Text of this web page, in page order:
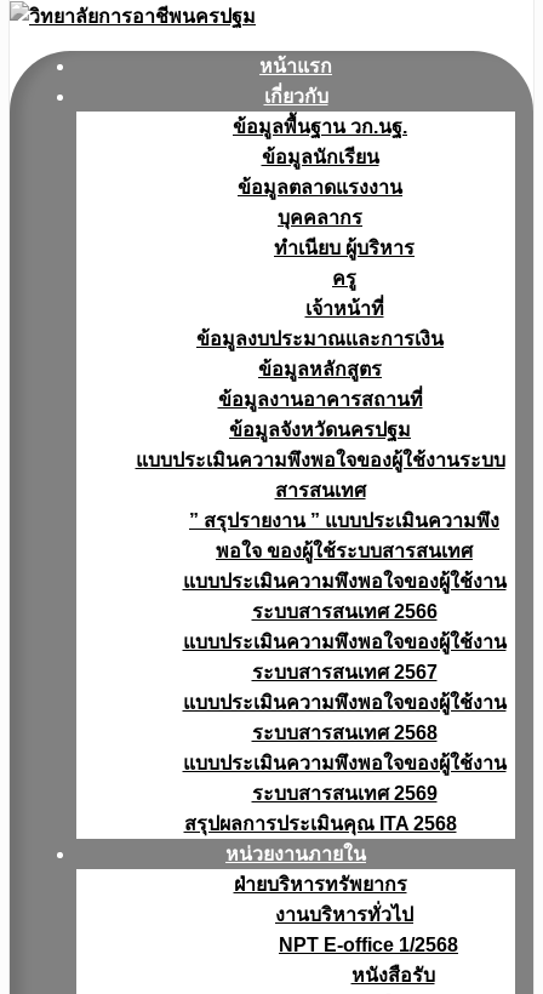
หน้าแรก
เกี่ยวกับ
ข้อมูลพื้นฐาน วก.นฐ.
ข้อมูลนักเรียน
ข้อมูลตลาดแรงงาน
บุคคลากร
ทำเนียบ ผู้บริหาร
ครู
เจ้าหน้าที่
ข้อมูลงบประมาณเเละการเงิน
ข้อมูลหลักสูตร
ข้อมูลงานอาคารสถานที่
ข้อมูลจังหวัดนครปฐม
แบบประเมินความพึงพอใจของผู้ใช้งานระบบ
สารสนเทศ
” สรุปรายงาน ” แบบประเมินความพึง
พอใจ ของผู้ใช้ระบบสารสนเทศ
แบบประเมินความพึงพอใจของผู้ใช้งาน
ระบบสารสนเทศ 2566
แบบประเมินความพึงพอใจของผู้ใช้งาน
ระบบสารสนเทศ 2567
แบบประเมินความพึงพอใจของผู้ใช้งาน
ระบบสารสนเทศ 2568
แบบประเมินความพึงพอใจของผู้ใช้งาน
ระบบสารสนเทศ 2569
สรุปผลการประเมินคุณ ITA 2568
หน่วยงานภายใน
ฝ่ายบริหารทรัพยากร
งานบริหารทั่วไป
NPT E-office 1/2568
หนังสือรับ